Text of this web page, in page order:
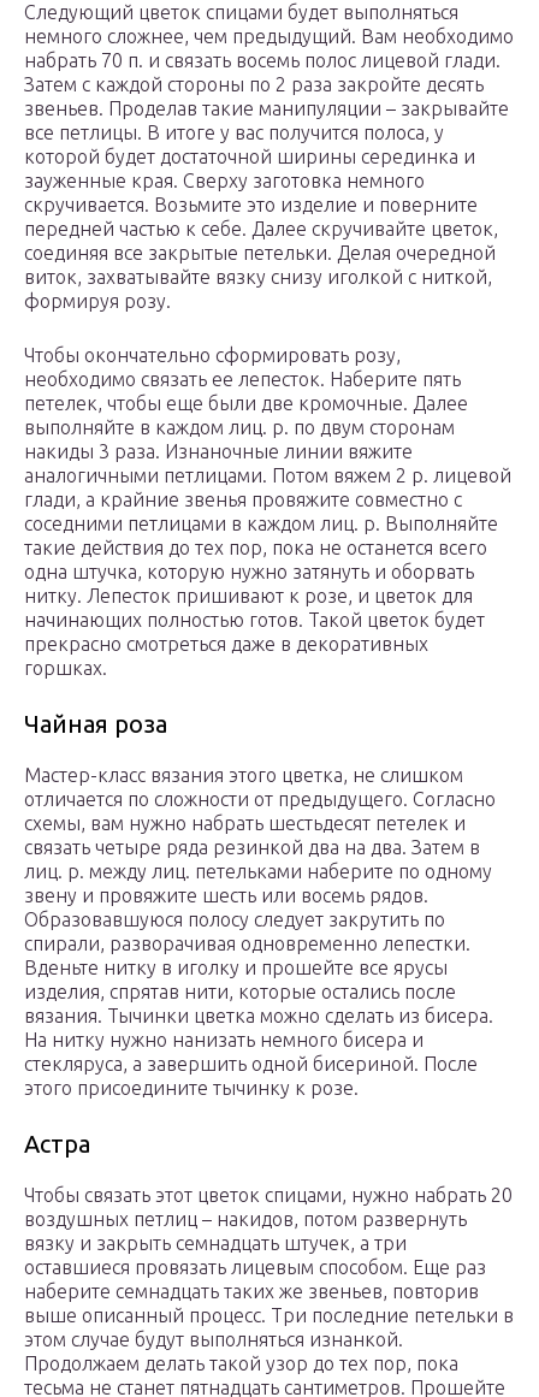
Следующий цветок спицами будет выполняться
немного сложнее, чем предыдущий. Вам необходимо
набрать 70 п. и связать восемь полос лицевой глади.
Затем с каждой стороны по 2 раза закройте десять
звеньев. Проделав такие манипуляции – закрывайте
все петлицы. В итоге у вас получится полоса, у
которой будет достаточной ширины серединка и
зауженные края. Сверху заготовка немного
скручивается. Возьмите это изделие и поверните
передней частью к себе. Далее скручивайте цветок,
соединяя все закрытые петельки. Делая очередной
виток, захватывайте вязку снизу иголкой с ниткой,
формируя розу.
Чтобы окончательно сформировать розу,
необходимо связать ее лепесток. Наберите пять
петелек, чтобы еще были две кромочные. Далее
выполняйте в каждом лиц. р. по двум сторонам
накиды 3 раза. Изнаночные линии вяжите
аналогичными петлицами. Потом вяжем 2 р. лицевой
глади, а крайние звенья провяжите совместно с
соседними петлицами в каждом лиц. р. Выполняйте
такие действия до тех пор, пока не останется всего
одна штучка, которую нужно затянуть и оборвать
нитку. Лепесток пришивают к розе, и цветок для
начинающих полностью готов. Такой цветок будет
прекрасно смотреться даже в декоративных
горшках.
Чайная роза
Мастер-класс вязания этого цветка, не слишком
отличается по сложности от предыдущего. Согласно
схемы, вам нужно набрать шестьдесят петелек и
связать четыре ряда резинкой два на два. Затем в
лиц. р. между лиц. петельками наберите по одному
звену и провяжите шесть или восемь рядов.
Образовавшуюся полосу следует закрутить по
спирали, разворачивая одновременно лепестки.
Вденьте нитку в иголку и прошейте все ярусы
изделия, спрятав нити, которые остались после
вязания. Тычинки цветка можно сделать из бисера.
На нитку нужно нанизать немного бисера и
стекляруса, а завершить одной бисериной. После
этого присоедините тычинку к розе.
Астра
Чтобы связать этот цветок спицами, нужно набрать 20
воздушных петлиц – накидов, потом развернуть
вязку и закрыть семнадцать штучек, а три
оставшиеся провязать лицевым способом. Еще раз
наберите семнадцать таких же звеньев, повторив
выше описанный процесс. Три последние петельки в
этом случае будут выполняться изнанкой.
Продолжаем делать такой узор до тех пор, пока
тесьма не станет пятнадцать сантиметров. Прошейте